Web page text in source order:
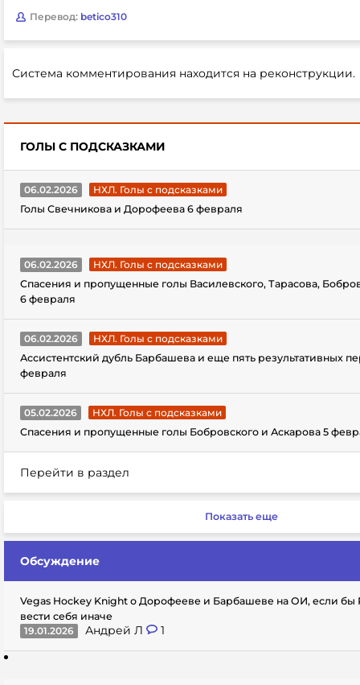
Перевод: betico310
Система комментирования находится на реконструкции.
ГОЛЫ С ПОДСКАЗКАМИ
06.02.2026
НХЛ. Голы с подсказками
Голы Свечникова и Дорофеева 6 февраля
06.02.2026
НХЛ. Голы с подсказками
Спасения и пропущенные голы Василевского, Тарасова,
6 февраля
06.02.2026
НХЛ. Голы с подсказками
Ассистентский дубль Барбашева и еще пять результативных
февраля
05.02.2026
НХЛ. Голы с подсказками
Спасения и пропущенные голы Бобровского и Аскарова 5
Перейти в раздел
Показать еще
Обсуждение
Vegas Hockey Knight о Дорофееве и Барбашеве на ОИ, если бы
вести себя иначе
19.01.2026
Андрей Л 1